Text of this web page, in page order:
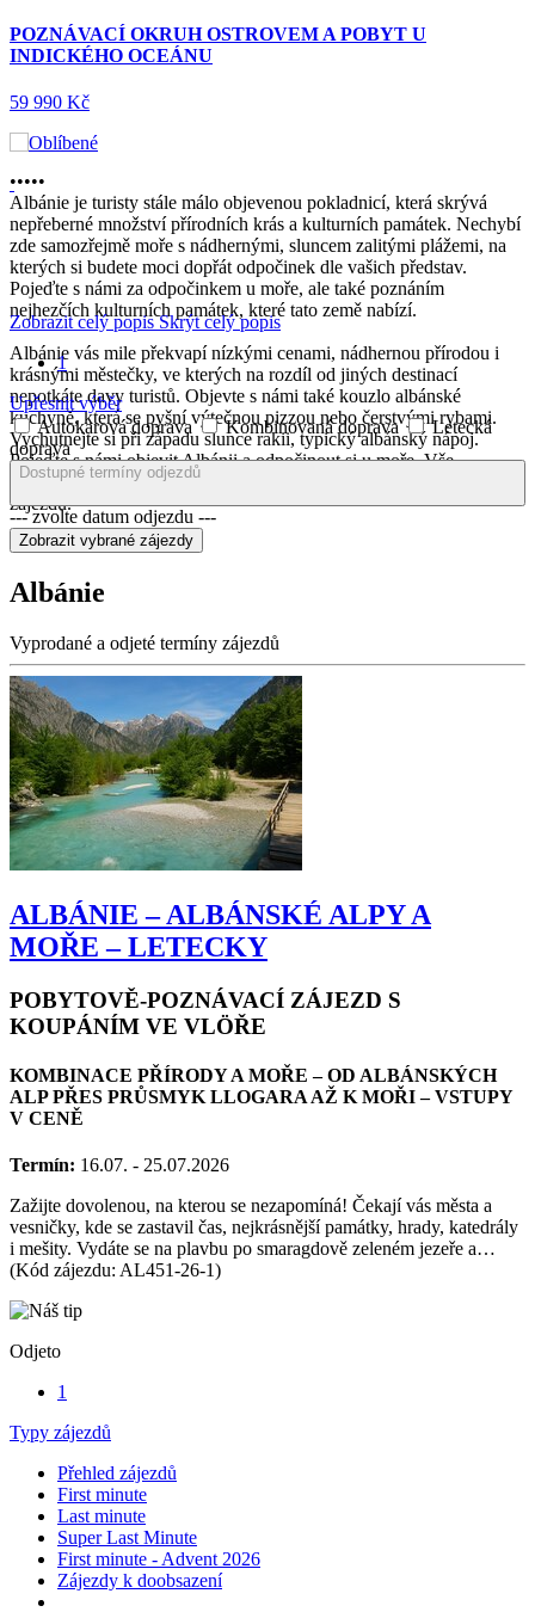
POZNÁVACÍ OKRUH OSTROVEM A POBYT U
INDICKÉHO OCEÁNU
59 990 Kč
•••••
Albánie je turisty stále málo objevenou pokladnicí, která skrývá
nepřeberné množství přírodních krás a kulturních památek. Nechybí
zde samozřejmě moře s nádhernými, sluncem zalitými plážemi, na
kterých si budete moci dopřát odpočinek dle vašich představ.
Pojeďte s námi za odpočinkem u moře, ale také poznáním
nejhezčích kulturních památek, které tato země nabízí.
Albánie vás mile překvapí nízkými cenami, nádhernou přírodou i
krásnými městečky, ve kterých na rozdíl od jiných destinací
nepotkáte davy turistů. Objevte s námi také kouzlo albánské
kuchyně, která se pyšní výtečnou pizzou nebo čerstvými rybami.
Vychutnejte si při západu slunce rakii, typický albánský nápoj.
Pojeďte s námi objevit Albánii a odpočinout si u moře. Vše
podstatné rádi zařídíme za vás. Stačí si jen vybrat z naší nabídky
zájezdů.
Zobrazit celý popis Skrýt celý popis
1
Upřesnit výběr
Autokarová doprava
Kombinovaná doprava
Letecká
doprava
Dostupné termíny odjezdů
--- zvolte datum odjezdu ---
Albánie
Vyprodané a odjeté termíny zájezdů
ALBÁNIE – ALBÁNSKÉ ALPY A
MOŘE – LETECKY
POBYTOVĚ-POZNÁVACÍ ZÁJEZD S
KOUPÁNÍM VE VLÖŘE
KOMBINACE PŘÍRODY A MOŘE – OD ALBÁNSKÝCH
ALP PŘES PRŮSMYK LLOGARA AŽ K MOŘI – VSTUPY
V CENĚ
Termín: 16.07. - 25.07.2026
Zažijte dovolenou, na kterou se nezapomíná! Čekají vás města a
vesničky, kde se zastavil čas, nejkrásnější památky, hrady, katedrály
i mešity. Vydáte se na plavbu po smaragdově zeleném jezeře a…
(Kód zájezdu: AL451-26-1)
Odjeto
1
Typy zájezdů
Přehled zájezdů
First minute
Last minute
Super Last Minute
First minute - Advent 2026
Zájezdy k doobsazení